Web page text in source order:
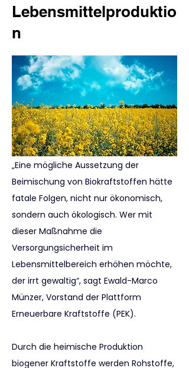
Lebensmittelproduktio
n
„Eine mögliche Aussetzung der
Beimischung von Biokraftstoffen hätte
fatale Folgen, nicht nur ökonomisch,
sondern auch ökologisch. Wer mit
dieser Maßnahme die
Versorgungsicherheit im
Lebensmittelbereich erhöhen möchte,
der irrt gewaltig“, sagt Ewald-Marco
Münzer, Vorstand der Plattform
Erneuerbare Kraftstoffe (PEK).
Durch die heimische Produktion
biogener Kraftstoffe werden Rohstoffe,